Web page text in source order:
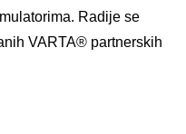
Radije se
VARTA® partnerskih